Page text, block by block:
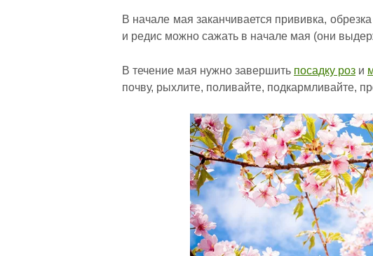
В начале мая заканчивается прививка,
и редис можно сажать в начале мая (они
В течение мая нужно завершить посадку роз и
почву, рыхлите, поливайте, подкармливайте,